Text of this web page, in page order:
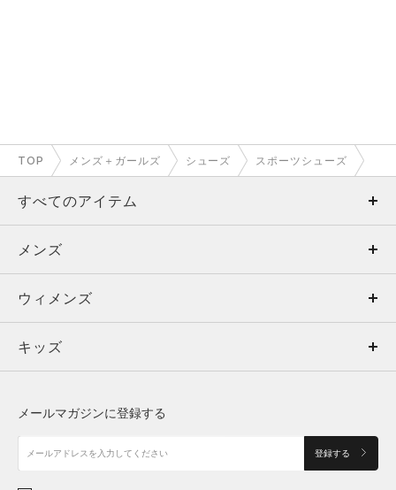
TOP メンズ＋ガールズ シューズ スポーツシューズ
すべてのアイテム
メンズ
ウィメンズ
キッズ
アクセサリー
メンズ
トップス
ボトムス
アクセサリー
ウィメンズ
トップス
シューズ
キッズ
メールマガジンに登録する
登録する